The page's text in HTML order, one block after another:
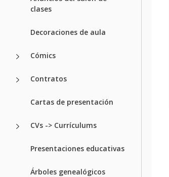
clases
Decoraciones de aula
Cómics
Contratos
Cartas de presentación
CVs -> Currículums
Presentaciones educativas
Árboles genealógicos